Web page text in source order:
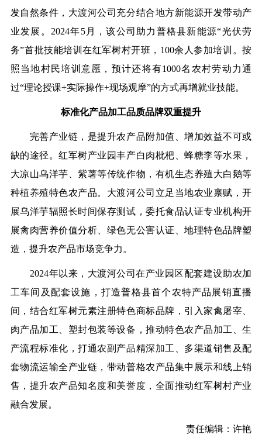
发自然条件，大渡河公司充分结合地方新能源开发带动产
业发展。2024年5月，该公司助力普格县新能源“光伏劳
务”首批技能培训在红军树村开班，100余人参加培训。按
照当地村民培训意愿，预计还将有1000名农村劳动力通
过“理论授课+实际操作+现场观摩”的方式再增就业技能。
标准化产品加工品质品牌双重提升
完善产业链，是提升农产品附加值、增加效益不可或
缺的途径。红军树产业园丰产白肉枇杷、蜂糖李等水果，
大凉山乌洋芋、紫薯等传统作物，有机生态养殖大白鹅等
种植养殖特色农产品。大渡河公司立足当地农业禀赋，开
展乌洋芋辐照长时间保存测试，委托食品认证专业机构开
展禽肉营养价值分析、绿色无公害认证、地理特色品牌塑
造，提升农产品市场竞争力。
2024年以来，大渡河公司在产业园区配套建设助农加
工车间及配套设施，打造普格县首个农特产品展销直播
间，结合红军树元素注册特色商标品牌，引入家禽屠宰、
肉产品加工、塑封包装等设备，推动特色农产品加工、生
产流程标准化，打通农副产品精深加工、多渠道销售及配
套物流运输全产业链，带动普格农产品集中展示和线上销
售，提升农产品知名度和美誉度，全面推动红军树村产业
融合发展。
责任编辑：许艳